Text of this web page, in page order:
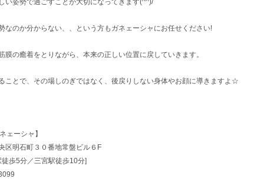
い姿勢で過ごすことが大切になってきます(^^)/
なのか分からない、、という方もガネェーシャにお任せください!
膜の癒着をとりながら、本来の正しい位置に戻していきます。
ことで、その場しのぎではなく、後戻りしない身体やお顔に導きますよ☆
ーシャ】
区明石町３０番地常盤ビル６F
歩5分／三宮駅徒歩10分]